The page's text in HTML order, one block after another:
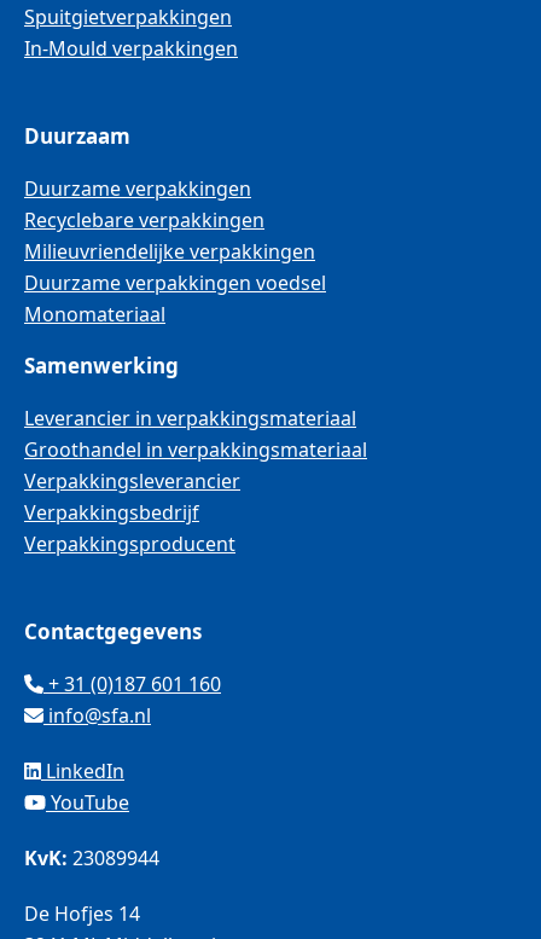
Spuitgietverpakkingen
In-Mould verpakkingen
Duurzaam
Duurzame verpakkingen
Recyclebare verpakkingen
Milieuvriendelijke verpakkingen
Duurzame verpakkingen voedsel
Monomateriaal
Samenwerking
Leverancier in verpakkingsmateriaal
Groothandel in verpakkingsmateriaal
Verpakkingsleverancier
Verpakkingsbedrijf
Verpakkingsproducent
Contactgegevens
+ 31 (0)187 601 160
info@sfa.nl
LinkedIn
YouTube
KvK: 23089944
De Hofjes 14